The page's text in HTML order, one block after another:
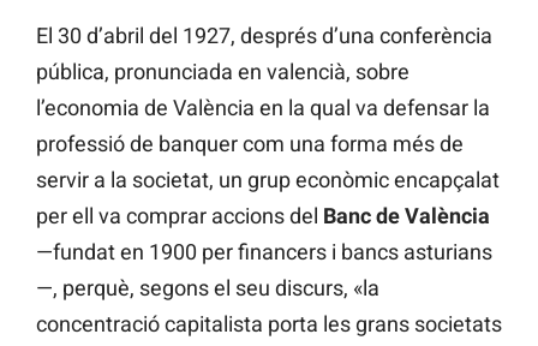
El 30 d’abril del 1927, després d’una conferència
pública, pronunciada en valencià, sobre
l’economia de València en la qual va defensar la
professió de banquer com una forma més de
servir a la societat, un grup econòmic encapçalat
per ell va comprar accions del Banc de València
—fundat en 1900 per financers i bancs asturians
—, perquè, segons el seu discurs, «la
concentració capitalista porta les grans societats